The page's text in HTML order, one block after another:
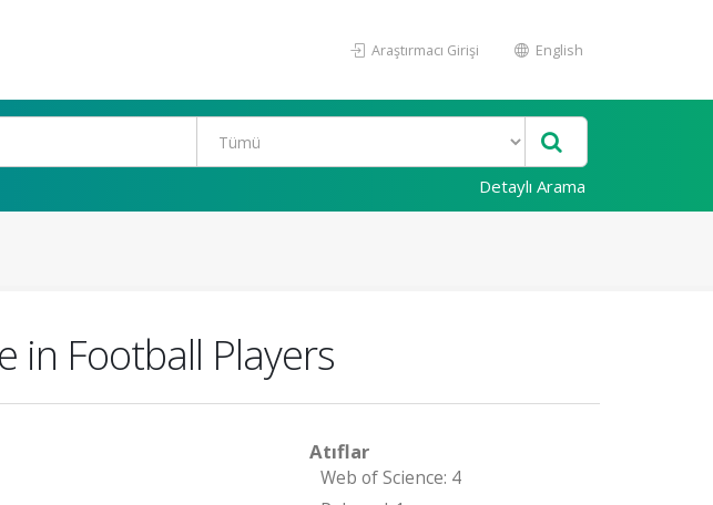
Araştırmacı Girişi English
Detaylı Arama
in Football Players
Atıflar
Web of Science: 4